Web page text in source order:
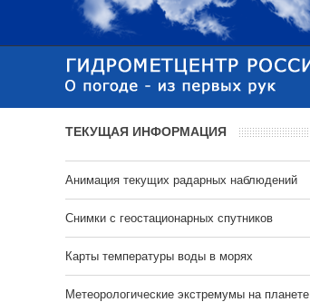
ТЕКУЩАЯ ИНФОРМАЦИЯ
Анимация текущих радарных наблюдений
Cнимки с геостационарных спутников
Карты температуры воды в морях
Метеорологические экстремумы на планете